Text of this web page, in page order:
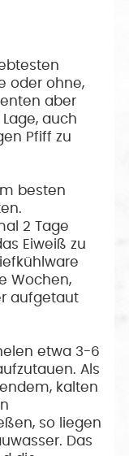
oder ohne,
aber
auch
Pfiff zu
besten
2 Tage
Eiweiß zu
Wochen,
aufgetaut
etwa 3-6
Als
kalten
so liegen
Das